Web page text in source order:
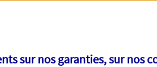
sur nos garanties, sur nos